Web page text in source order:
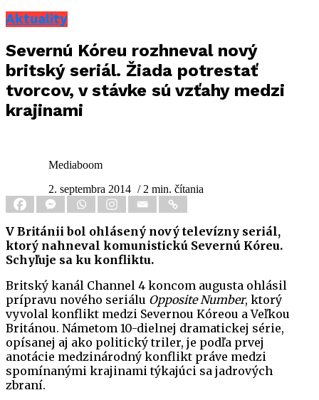
Aktuality
Severnú Kóreu rozhneval nový
britský seriál. Žiada potrestať
tvorcov, v stávke sú vzťahy medzi
krajinami
Mediaboom
2. septembra 2014 / 2 min. čítania
V Británii bol ohlásený nový televízny seriál,
ktorý nahneval komunistickú Severnú Kóreu.
Schyľuje sa ku konfliktu.
Britský kanál Channel 4 koncom augusta ohlásil
prípravu nového seriálu Opposite Number, ktorý
vyvolal konflikt medzi Severnou Kóreou a Veľkou
Británou. Námetom 10-dielnej dramatickej série,
opísanej aj ako politický triler, je podľa prvej
anotácie medzinárodný konflikt práve medzi
spomínanými krajinami týkajúci sa jadrových
zbraní.